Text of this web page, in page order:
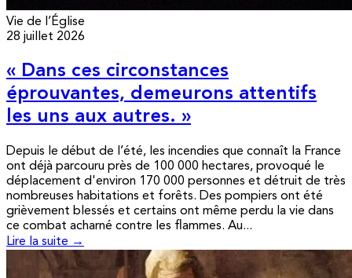
Vie de l’Église
28 juillet 2026
« Dans ces circonstances
éprouvantes, demeurons attentifs
les uns aux autres. »
Depuis le début de l’été, les incendies que connaît la France
ont déjà parcouru près de 100 000 hectares, provoqué le
déplacement d'environ 170 000 personnes et détruit de très
nombreuses habitations et forêts. Des pompiers ont été
grièvement blessés et certains ont même perdu la vie dans
ce combat acharné contre les flammes. Au...
Lire la suite →